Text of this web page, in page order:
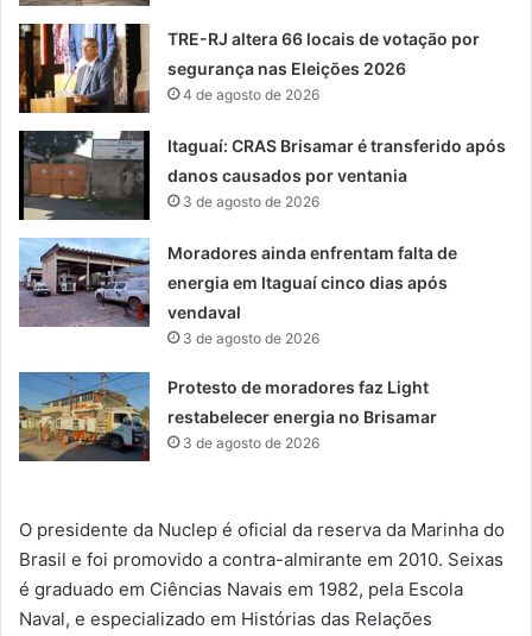
TRE-RJ altera 66 locais de votação por
segurança nas Eleições 2026
4 de agosto de 2026
Itaguaí: CRAS Brisamar é transferido após
danos causados por ventania
3 de agosto de 2026
Moradores ainda enfrentam falta de
energia em Itaguaí cinco dias após
vendaval
3 de agosto de 2026
Protesto de moradores faz Light
restabelecer energia no Brisamar
3 de agosto de 2026
O presidente da Nuclep é oficial da reserva da Marinha do
Brasil e foi promovido a contra-almirante em 2010. Seixas
é graduado em Ciências Navais em 1982, pela Escola
Naval, e especializado em Histórias das Relações